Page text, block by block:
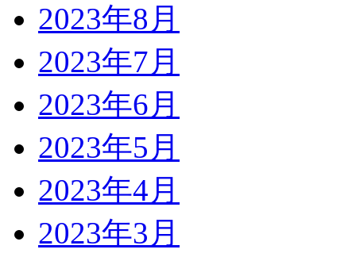
2023年8月
2023年7月
2023年6月
2023年5月
2023年4月
2023年3月